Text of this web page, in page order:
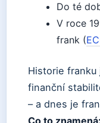
Do té
V roce
frank (
Historie franku
finanční
– a dnes je
Co to znamená: